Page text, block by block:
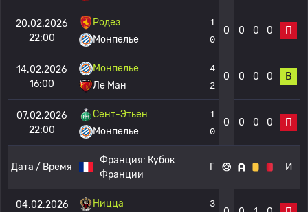
20.02.2026
22:00
Родез
Монпелье
1
0
0 0 0 0 П
14.02.2026
16:00
Монпелье
Ле Ман
4
2
0 0 0 0 В
07.02.2026
22:00
Сент-Этьен
Монпелье
1
0
0 0 0 0 П
Дата / Время
Франция: Кубок
Франции
Г И
04.02.2026
Ницца
3